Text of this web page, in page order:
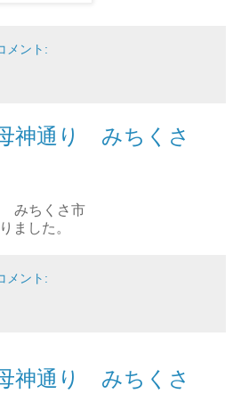
メント:
神通り みちくさ
みちくさ市
ました。
メント:
神通り みちくさ